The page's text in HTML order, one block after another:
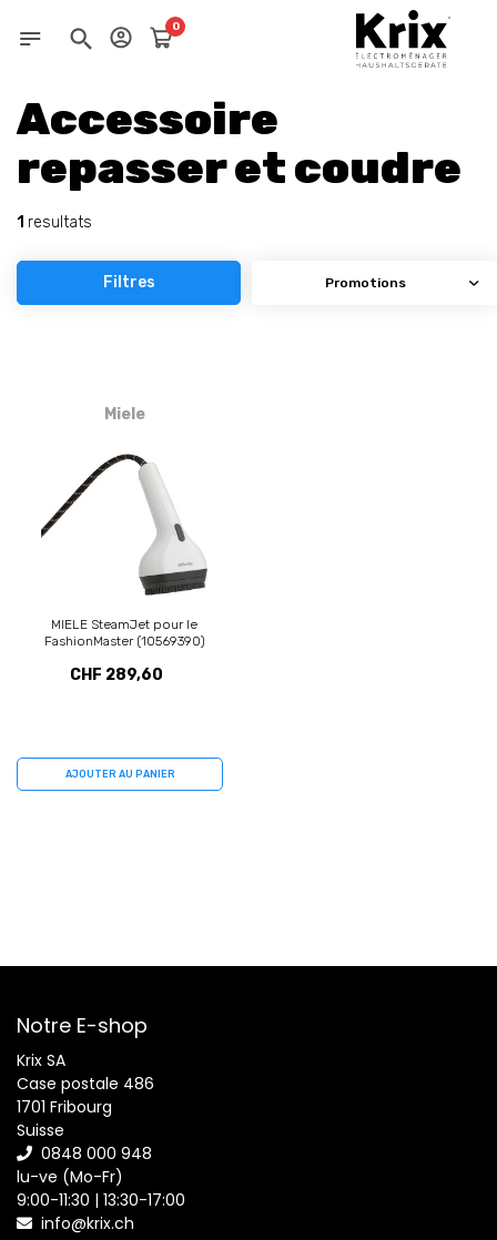
0
Accessoire
repasser et coudre
1 resultats
Filtres
Miele
MIELE SteamJet pour le
FashionMaster (10569390)
CHF 289,60
AJOUTER AU PANIER
Notre E-shop
Krix SA
Case postale 486
1701 Fribourg
Suisse
0848 000 948
lu-ve (Mo-Fr)
9:00-11:30 | 13:30-17:00
info@krix.ch